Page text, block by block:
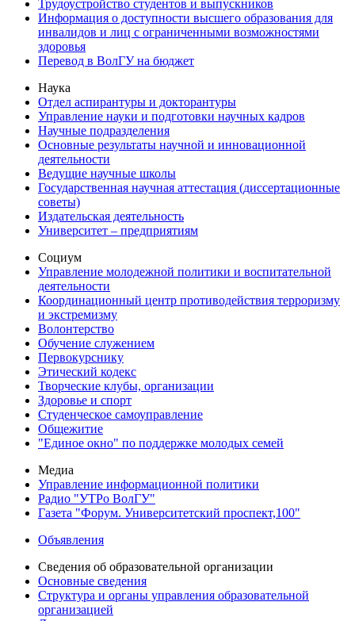
Трудоустройство студентов и выпускников
Информация о доступности высшего образования для
инвалидов и лиц с ограниченными возможностями
здоровья
Перевод в ВолГУ на бюджет
Наука
Отдел аспирантуры и докторантуры
Управление науки и подготовки научных кадров
Научные подразделения
Основные результаты научной и инновационной
деятельности
Ведущие научные школы
Государственная научная аттестация (диссертационные
советы)
Издательская деятельность
Университет – предприятиям
Социум
Управление молодежной политики и воспитательной
деятельности
Координационный центр противодействия терроризму
и экстремизму
Волонтерство
Обучение служением
Первокурснику
Этический кодекс
Творческие клубы, организации
Здоровье и спорт
Студенческое самоуправление
Общежитие
"Единое окно" по поддержке молодых семей
Медиа
Управление информационной политики
Радио "УТРо ВолГУ"
Газета "Форум. Университетский проспект,100"
Объявления
Сведения об образовательной организации
Основные сведения
Структура и органы управления образовательной
организацией